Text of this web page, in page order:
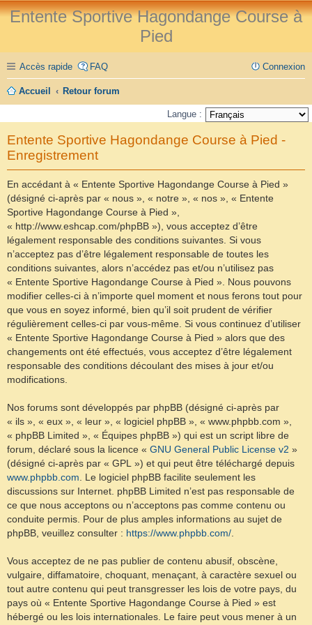
Entente Sportive Hagondange Course à
Pied
Accès rapide FAQ Connexion
Accueil Retour forum
Langue :
Entente Sportive Hagondange Course à Pied -
Enregistrement
En accédant à « Entente Sportive Hagondange Course à Pied »
(désigné ci-après par « nous », « notre », « nos », « Entente
Sportive Hagondange Course à Pied »,
« http://www.eshcap.com/phpBB »), vous acceptez d’être
légalement responsable des conditions suivantes. Si vous
n’acceptez pas d’être légalement responsable de toutes les
conditions suivantes, alors n’accédez pas et/ou n’utilisez pas
« Entente Sportive Hagondange Course à Pied ». Nous pouvons
modifier celles-ci à n’importe quel moment et nous ferons tout pour
que vous en soyez informé, bien qu’il soit prudent de vérifier
régulièrement celles-ci par vous-même. Si vous continuez d’utiliser
« Entente Sportive Hagondange Course à Pied » alors que des
changements ont été effectués, vous acceptez d’être légalement
responsable des conditions découlant des mises à jour et/ou
modifications.
Nos forums sont développés par phpBB (désigné ci-après par
« ils », « eux », « leur », « logiciel phpBB », « www.phpbb.com »,
« phpBB Limited », « Équipes phpBB ») qui est un script libre de
forum, déclaré sous la licence « GNU General Public License v2 »
(désigné ci-après par « GPL ») et qui peut être téléchargé depuis
www.phpbb.com . Le logiciel phpBB facilite seulement les
discussions sur Internet. phpBB Limited n’est pas responsable de
ce que nous acceptons ou n’acceptons pas comme contenu ou
conduite permis. Pour de plus amples informations au sujet de
phpBB, veuillez consulter : https://www.phpbb.com/
Vous acceptez de ne pas publier de contenu abusif, obscène,
vulgaire, diffamatoire, choquant, menaçant, à caractère sexuel ou
tout autre contenu qui peut transgresser les lois de votre pays, du
pays où « Entente Sportive Hagondange Course à Pied » est
hébergé ou les lois internationales. Le faire peut vous mener à un